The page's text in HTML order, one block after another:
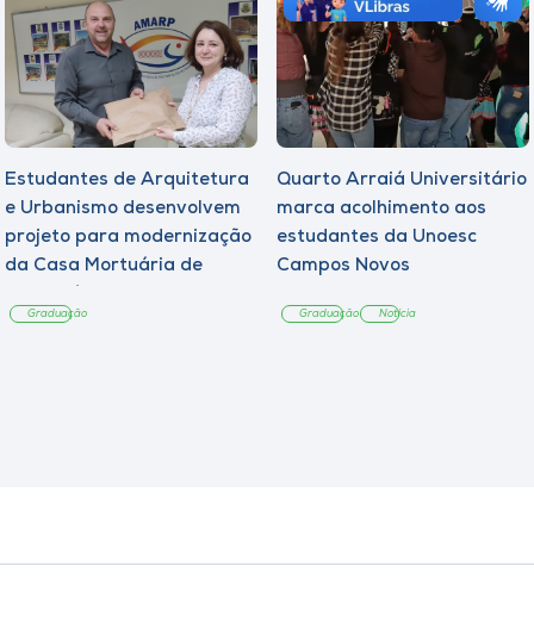
Estudantes de Arquitetura
e Urbanismo desenvolvem
projeto para modernização
da Casa Mortuária de
Graduação
Quarto Arraiá Universitário
marca acolhimento aos
estudantes da Unoesc
Campos Novos
Graduação Notícia